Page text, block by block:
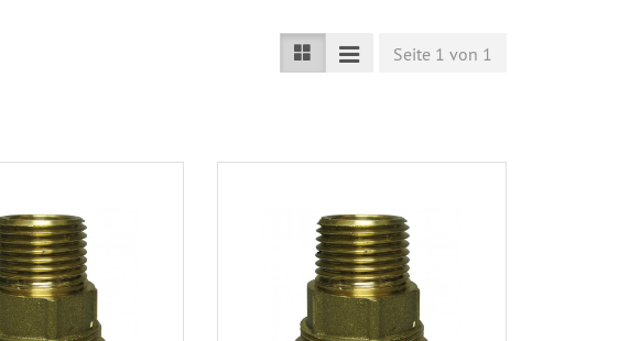
Seite 1 von 1